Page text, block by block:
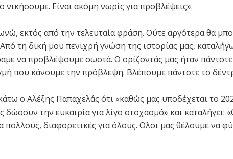
νικήσουμε. Είναι ακόμη νωρίς για προβλέψεις».
εκτός από την τελευταία φράση. Ούτε αργότερα θα
τη δική μου πενιχρή γνώση της ιστορίας μας,
να προβλέψουμε σωστά. Ο ορίζοντάς μας ήταν
που κάνουμε την πρόβλεψη. Βλέπουμε πάντοτε το
ο Αλέξης Παπαχελάς ότι «καθώς μας υποδέχεται το
δώσουν την ευκαιρία για λίγο στοχασμό» και καταλήγει:
πολλούς, διαφορετικές για όλους. Ολοι μας θέλουμε να